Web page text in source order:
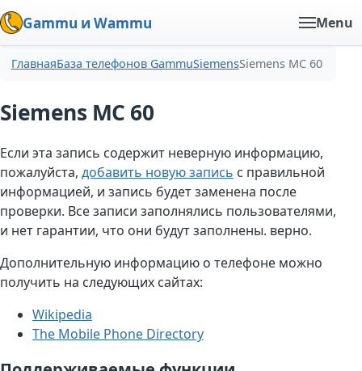
Gammu и Wammu Menu
ГлавнаяБаза телефонов GammuSiemensSiemens MC 60
Siemens MC 60
Если эта запись содержит неверную информацию,
пожалуйста, добавить новую запись с правильной
информацией, и запись будет заменена после
проверки. Все записи заполнялись пользователями,
и нет гарантии, что они будут заполнены. верно.
Дополнительную информацию о телефоне можно
получить на следующих сайтах:
Wikipedia
The Mobile Phone Directory